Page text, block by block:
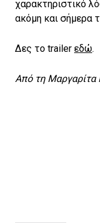
χαρακτηριστικό
ακόμη και σήμερα
Δες το trailer εδώ.
Από τη Μαργαρίτα